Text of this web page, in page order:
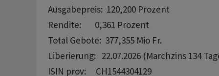
Ausgabepreis:  120,200 Prozent
Rendite:       0,361 Prozent
Total Gebote:  377,355 Mio Fr.
Liberierung:   22.07.2026 (Marchzins 134
ISIN prov:     CH1544304129